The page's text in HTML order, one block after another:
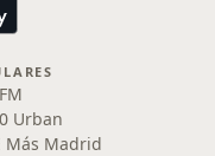
Urban
Más Madrid